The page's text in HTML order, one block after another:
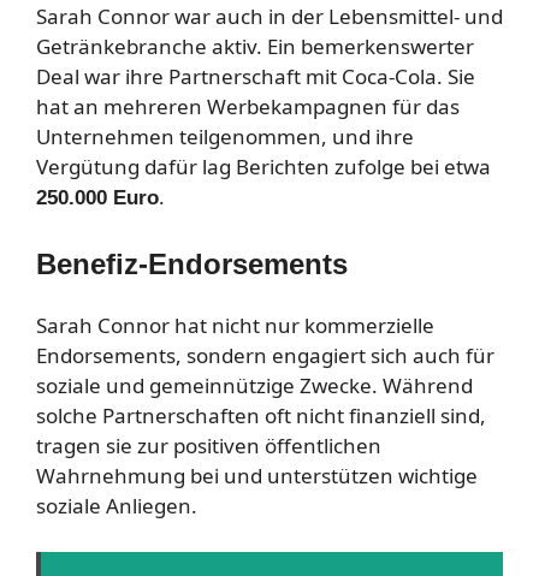
Sarah Connor war auch in der Lebensmittel- und
Getränkebranche aktiv. Ein bemerkenswerter
Deal war ihre Partnerschaft mit Coca-Cola. Sie
hat an mehreren Werbekampagnen für das
Unternehmen teilgenommen, und ihre
Vergütung dafür lag Berichten zufolge bei etwa
250.000 Euro.
Benefiz-Endorsements
Sarah Connor hat nicht nur kommerzielle
Endorsements, sondern engagiert sich auch für
soziale und gemeinnützige Zwecke. Während
solche Partnerschaften oft nicht finanziell sind,
tragen sie zur positiven öffentlichen
Wahrnehmung bei und unterstützen wichtige
soziale Anliegen.